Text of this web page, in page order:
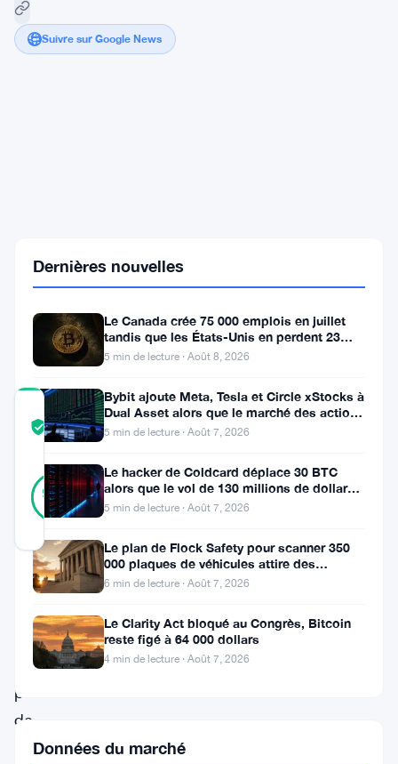
Suivre sur Google News
malgré
COMMUNITY
TRUST
SCORE
Vérifié
96
RÉEL
Vérifié
23
votes
Donald
gagné
plus
de
Dernières nouvelles
Le Canada crée 75 000 emplois en juillet
tandis que les États-Unis en perdent 23
000, Bitcoin reste à 65K
5 min de lecture · Août 8, 2026
Bybit ajoute Meta, Tesla et Circle xStocks à
Dual Asset alors que le marché des actions
tokenisées atteint
5 min de lecture · Août 7, 2026
Le hacker de Coldcard déplace 30 BTC
alors que le vol de 130 millions de dollars
entre dans une nouvelle phase
5 min de lecture · Août 7, 2026
Le plan de Flock Safety pour scanner 350
000 plaques de véhicules attire des
poursuites et le retrait du LAPD
6 min de lecture · Août 7, 2026
Le Clarity Act bloqué au Congrès, Bitcoin
reste figé à 64 000 dollars
4 min de lecture · Août 7, 2026
Données du marché